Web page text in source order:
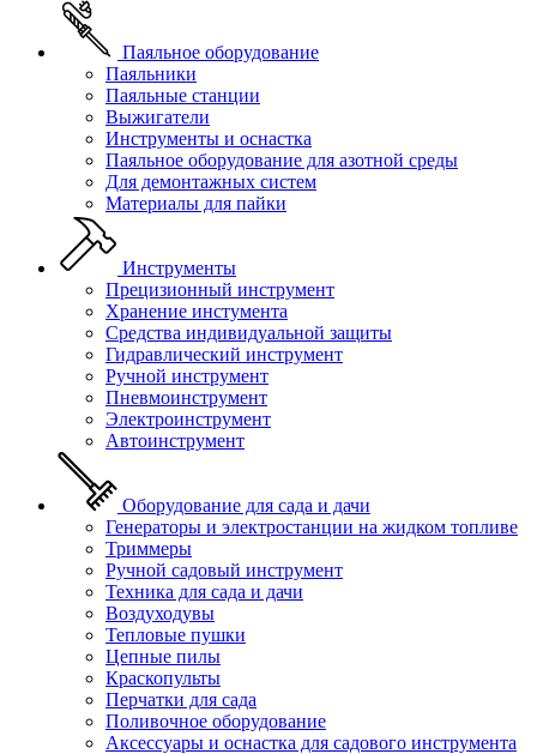
Паяльное оборудование
Паяльники
Паяльные станции
Выжигатели
Инструменты и оснастка
Паяльное оборудование для азотной среды
Для демонтажных систем
Материалы для пайки
Инструменты
Прецизионный инструмент
Хранение инстумента
Средства индивидуальной защиты
Гидравлический инструмент
Ручной инструмент
Пневмоинструмент
Электроинструмент
Автоинструмент
Оборудование для сада и дачи
Генераторы и электростанции на жидком топливе
Триммеры
Ручной садовый инструмент
Техника для сада и дачи
Воздуходувы
Тепловые пушки
Цепные пилы
Краскопульты
Перчатки для сада
Поливочное оборудование
Аксессуары и оснастка для садового инструмента